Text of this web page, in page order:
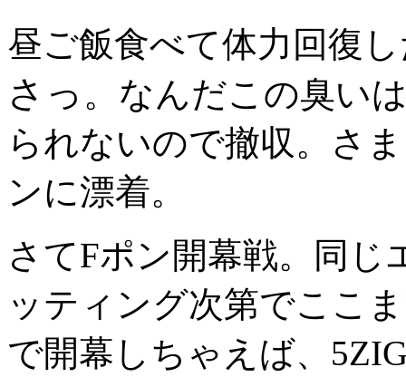
昼ご飯食べて体力回復
さっ 。なんだこの臭い
られないので撤収。さ
ンに漂着。
さてFポン開幕戦。同
ッティング次第でここ
で開幕しちゃえば、